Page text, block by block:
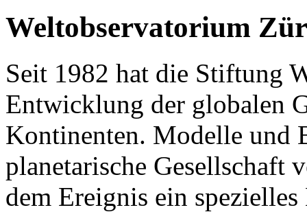
Weltobservatorium
Seit 1982 hat die Stiftung
Entwicklung der globalen
Kontinenten. Modelle und
planetarische Gesellschaft
dem Ereignis ein